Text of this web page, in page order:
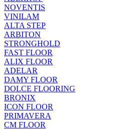
NOVENTIS
VINILAM
ALTA STEP
ARBITON
STRONGHOLD
FAST FLOOR
ALIX FLOOR
ADELAR
DAMY FLOOR
DOLCE FLOORING
BRONIX
ICON FLOOR
PRIMAVERA
CM FLOOR